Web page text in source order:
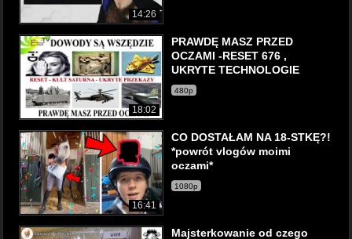
14:26
18:02
PRAWDĘ MASZ PRZED
OCZAMI -RESET 676 ,
UKRYTE TECHNOLOGIE
480p
16:41
CO DOSTAŁAM NA 18-STKĘ?!
*powrót vlogów moimi
oczami*
1080p
Majsterkowanie od czego